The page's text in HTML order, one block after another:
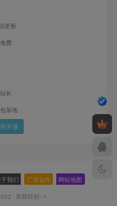
更新
费
长
落地
开通
我们 广告合作 网站地图
· 星叙轻创--1